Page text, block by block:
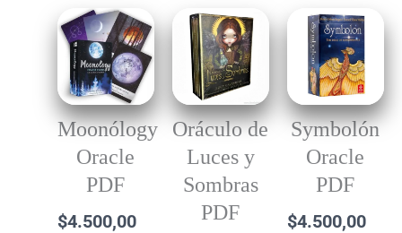
Moonólogy
Oracle
PDF
$4.500,00
Oráculo de
Luces y
Sombras
PDF
Symbolón
Oracle
PDF
$4.500,00